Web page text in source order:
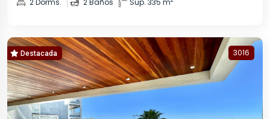
2 Dorms. 2 Baños Sup. 335 m
Destacada 3016